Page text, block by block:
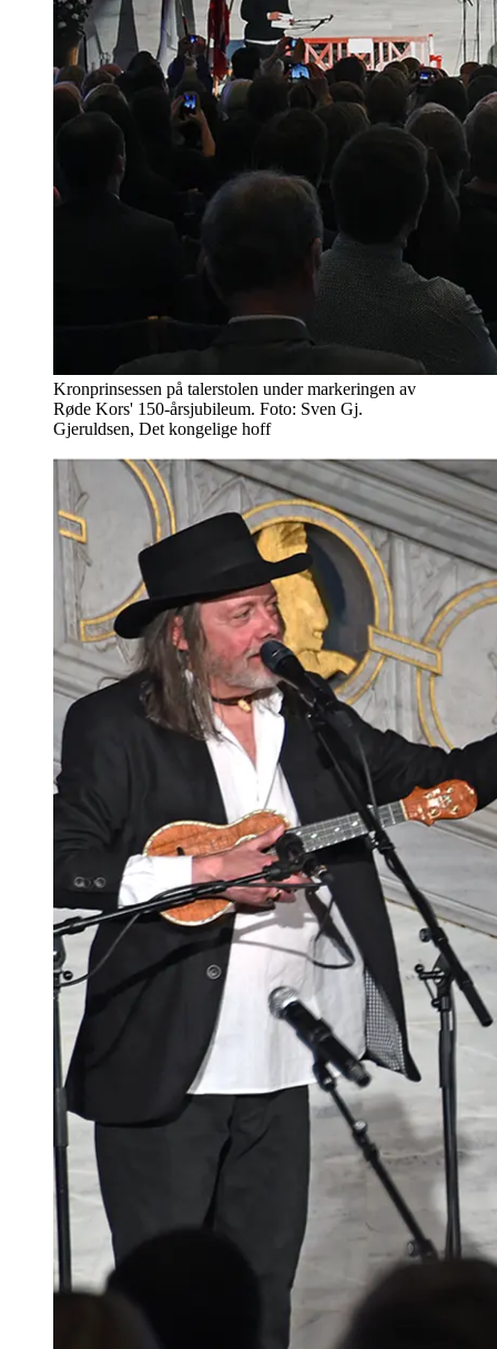
Kronprinsessen på talerstolen under markeringen av
Røde Kors' 150-årsjubileum. Foto: Sven Gj.
Gjeruldsen, Det kongelige hoff